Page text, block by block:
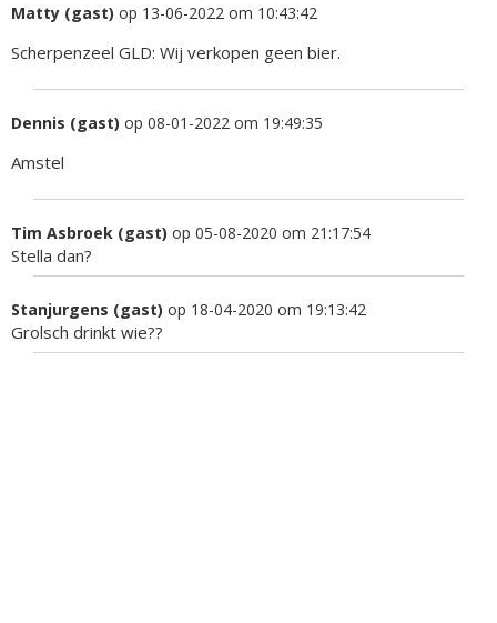
Matty (gast) op 13-06-2022 om 10:43:42
Scherpenzeel GLD: Wij verkopen geen bier.
Dennis (gast) op 08-01-2022 om 19:49:35
Amstel
Tim Asbroek (gast) op 05-08-2020 om 21:17:54
Stella dan?
Stanjurgens (gast) op 18-04-2020 om 19:13:42
Grolsch drinkt wie??